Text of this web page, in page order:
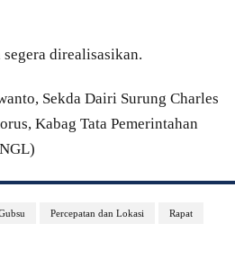
direalisasikan.
Sekda Dairi Surung Charles
Kabag Tata Pemerintahan
Percepatan dan Lokasi Rapat